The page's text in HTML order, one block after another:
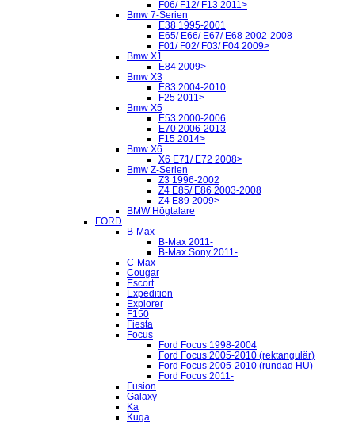
F06/ F12/ F13 2011>
Bmw 7-Serien
E38 1995-2001
E65/ E66/ E67/ E68 2002-2008
F01/ F02/ F03/ F04 2009>
Bmw X1
E84 2009>
Bmw X3
E83 2004-2010
F25 2011>
Bmw X5
E53 2000-2006
E70 2006-2013
F15 2014>
Bmw X6
X6 E71/ E72 2008>
Bmw Z-Serien
Z3 1996-2002
Z4 E85/ E86 2003-2008
Z4 E89 2009>
BMW Högtalare
FORD
B-Max
B-Max 2011-
B-Max Sony 2011-
C-Max
Cougar
Escort
Expedition
Explorer
F150
Fiesta
Focus
Ford Focus 1998-2004
Ford Focus 2005-2010 (rektangulär)
Ford Focus 2005-2010 (rundad HU)
Ford Focus 2011-
Fusion
Galaxy
Ka
Kuga